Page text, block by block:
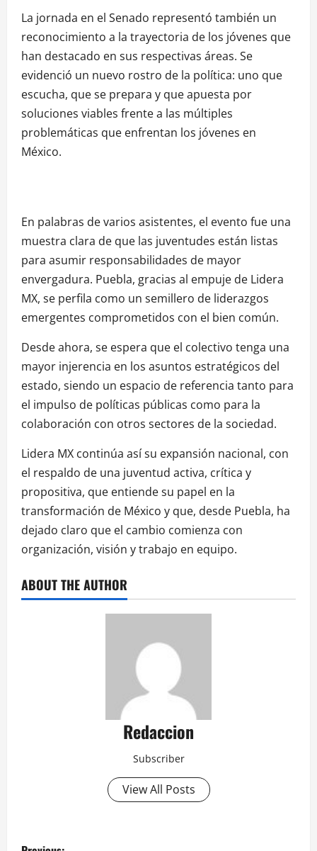
La jornada en el Senado representó también un
reconocimiento a la trayectoria de los jóvenes que
han destacado en sus respectivas áreas. Se
evidenció un nuevo rostro de la política: uno que
escucha, que se prepara y que apuesta por
soluciones viables frente a las múltiples
problemáticas que enfrentan los jóvenes en
México.
En palabras de varios asistentes, el evento fue una
muestra clara de que las juventudes están listas
para asumir responsabilidades de mayor
envergadura. Puebla, gracias al empuje de Lidera
MX, se perfila como un semillero de liderazgos
emergentes comprometidos con el bien común.
Desde ahora, se espera que el colectivo tenga una
mayor injerencia en los asuntos estratégicos del
estado, siendo un espacio de referencia tanto para
el impulso de políticas públicas como para la
colaboración con otros sectores de la sociedad.
Lidera MX continúa así su expansión nacional, con
el respaldo de una juventud activa, crítica y
propositiva, que entiende su papel en la
transformación de México y que, desde Puebla, ha
dejado claro que el cambio comienza con
organización, visión y trabajo en equipo.
ABOUT THE AUTHOR
Redaccion
Subscriber
View All Posts
P